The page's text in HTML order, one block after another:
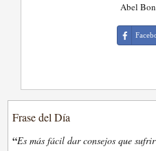
Abel
Frase del Día
“Es más fácil dar consejos que